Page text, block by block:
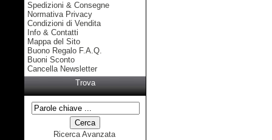
Informazioni
Spedizioni & Consegne
Normativa Privacy
Condizioni di Vendita
Info & Contatti
Mappa del Sito
Buono Regalo F.A.Q.
Buoni Sconto
Cancella Newsletter
Trova
Ricerca Avanzata